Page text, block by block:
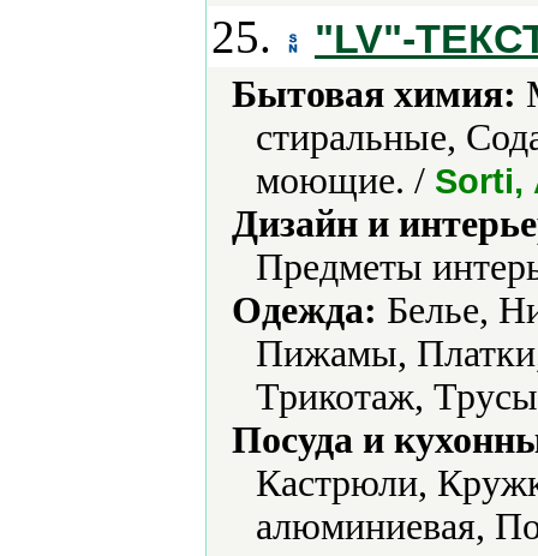
25. "LV"-
Бытовая химия:
стиральные,
моющие. / Sorti,
Дизайн и
Предметы
Одежда: Белье,
Пижамы,
Трикотаж,
Посуда и
Кастрюли,
алюминиевая,